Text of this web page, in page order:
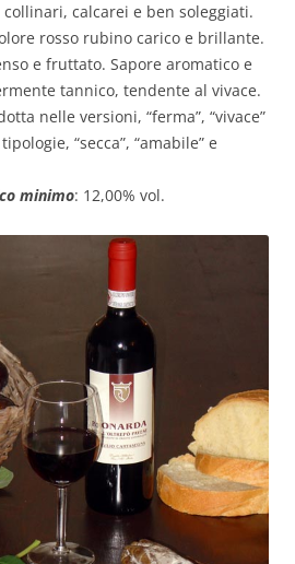
calcarei e ben soleggiati.
rosso rubino carico e brillante.
e fruttato. Sapore aromatico e
tannico, tendente al vivace.
nelle versioni, “ferma”, “vivace”
“secca”, “amabile” e
minimo: 12,00% vol.